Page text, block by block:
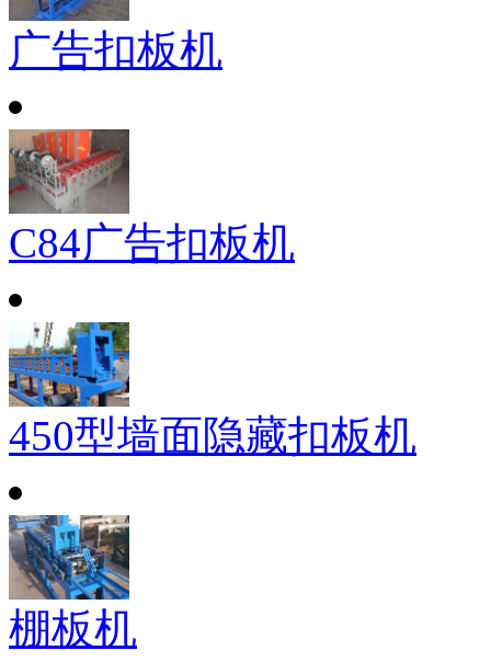
广告扣板机
C84广告扣板机
450型墙面隐藏扣板机
棚板机